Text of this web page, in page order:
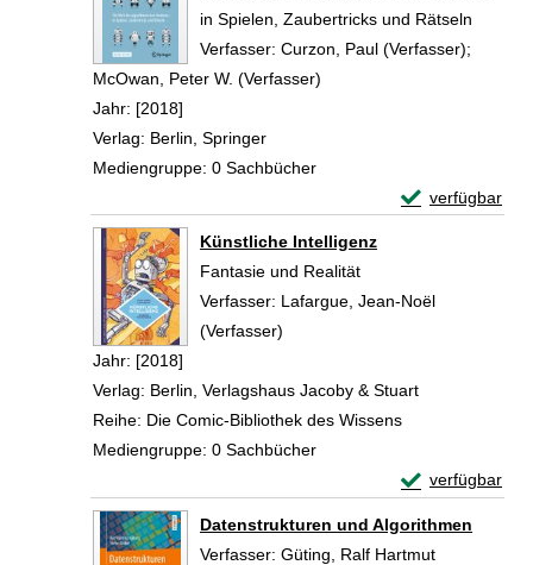
in Spielen, Zaubertricks und Rätseln
Verfasser: Curzon, Paul (Verfasser);
McOwan, Peter W. (Verfasser)
Jahr: [2018]
Verlag: Berlin, Springer
Mediengruppe: 0 Sachbücher
verfügbar
Exemplar-
Künstliche Intelligenz
Fantasie und Realität
Verfasser: Lafargue, Jean-Noël
(Verfasser)
Jahr: [2018]
Verlag: Berlin, Verlagshaus Jacoby & Stuart
Reihe: Die Comic-Bibliothek des Wissens
Mediengruppe: 0 Sachbücher
verfügbar
Exemplar-
Datenstrukturen und Algorithmen
Verfasser: Güting, Ralf Hartmut